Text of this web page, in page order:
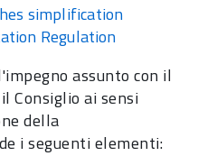
simplification
Regulation
assunto con il
Consiglio ai sensi
della
i seguenti elementi: